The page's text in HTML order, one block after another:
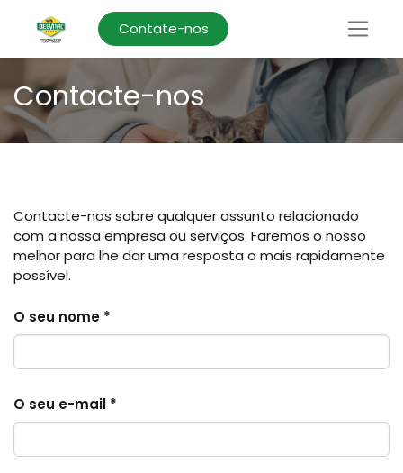
Contate-nos
Contacte-nos
Contacte-nos sobre qualquer assunto relacionado
com a nossa empresa ou serviços. Faremos o nosso
melhor para lhe dar uma resposta o mais rapidamente
possível.
O seu nome *
O seu e-mail *